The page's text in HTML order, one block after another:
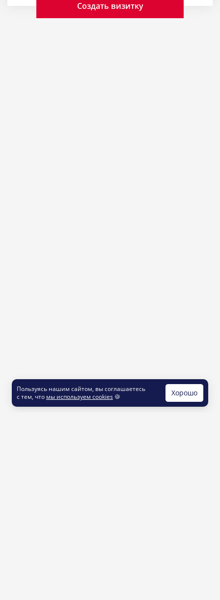
Создать визитку
Пользуясь нашим сайтом, вы соглашаетесь
с тем, что мы используем cookies 🍪 Хорошо